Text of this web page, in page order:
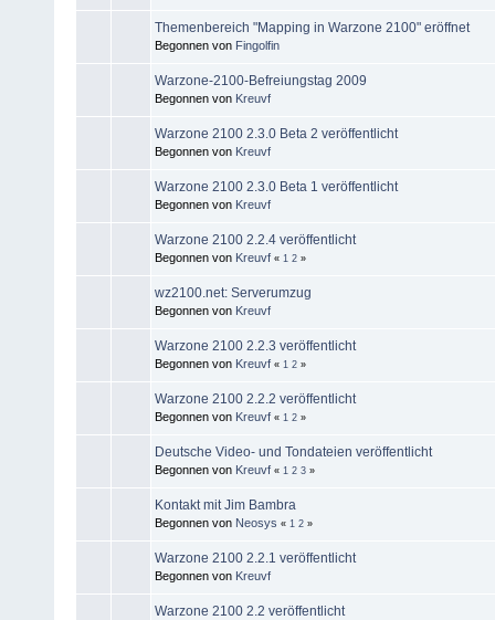
Themenbereich "Mapping in Warzone 2100" eröffnet
Begonnen von Fingolfin
Warzone-2100-Befreiungstag 2009
Begonnen von Kreuvf
Warzone 2100 2.3.0 Beta 2 veröffentlicht
Begonnen von Kreuvf
Warzone 2100 2.3.0 Beta 1 veröffentlicht
Begonnen von Kreuvf
Warzone 2100 2.2.4 veröffentlicht
Begonnen von Kreuvf « 1 2 »
wz2100.net: Serverumzug
Begonnen von Kreuvf
Warzone 2100 2.2.3 veröffentlicht
Begonnen von Kreuvf « 1 2 »
Warzone 2100 2.2.2 veröffentlicht
Begonnen von Kreuvf « 1 2 »
Deutsche Video- und Tondateien veröffentlicht
Begonnen von Kreuvf « 1 2 3 »
Kontakt mit Jim Bambra
Begonnen von Neosys « 1 2 »
Warzone 2100 2.2.1 veröffentlicht
Begonnen von Kreuvf
Warzone 2100 2.2 veröffentlicht